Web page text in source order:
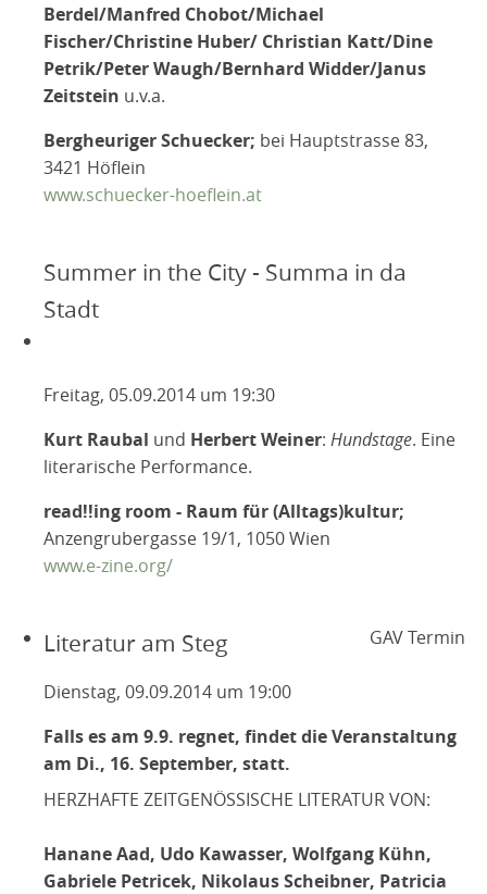
Berdel/Manfred Chobot/Michael
Fischer/Christine Huber/ Christian Katt/Dine
Petrik/Peter Waugh/Bernhard Widder/Janus
Zeitstein u.v.a.
Bergheuriger Schuecker; bei Hauptstrasse 83,
3421 Höflein
www.schuecker-hoeflein.at
Summer in the City - Summa in da
Stadt
Freitag, 05.09.2014 um 19:30
Kurt Raubal und Herbert Weiner: Hundstage. Eine
literarische Performance.
read!!ing room - Raum für (Alltags)kultur;
Anzengrubergasse 19/1, 1050 Wien
www.e-zine.org/
Literatur am Steg GAV Termin
Dienstag, 09.09.2014 um 19:00
Falls es am 9.9. regnet, findet die Veranstaltung
am Di., 16. September, statt.
HERZHAFTE ZEITGENÖSSISCHE LITERATUR VON:
Hanane Aad, Udo Kawasser, Wolfgang Kühn,
Gabriele Petricek, Nikolaus Scheibner, Patricia